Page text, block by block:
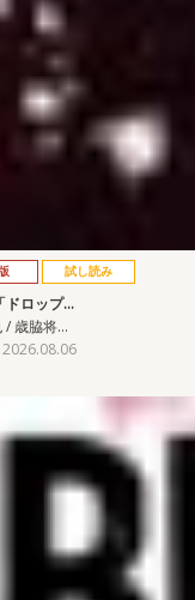
試し読み
ドロップ…
/ 歳脇将…